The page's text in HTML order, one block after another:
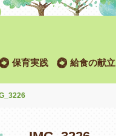
保育実践 給食の献立